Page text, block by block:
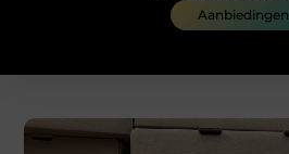
Aanbiedingen